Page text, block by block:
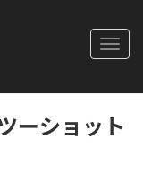
ーショット